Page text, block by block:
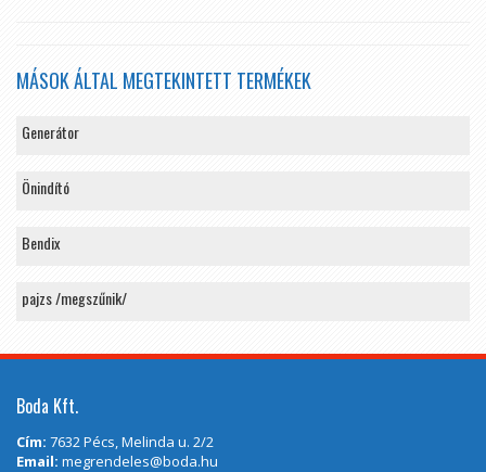
MÁSOK ÁLTAL MEGTEKINTETT TERMÉKEK
Generátor
Önindító
Bendix
pajzs /megszűnik/
Boda Kft.
Cím: 7632 Pécs, Melinda u. 2/2
Email: megrendeles@boda.hu